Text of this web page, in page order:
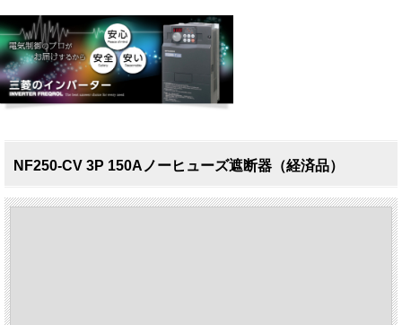
NF250-CV 3P 150Aノーヒューズ遮断器（経済品）